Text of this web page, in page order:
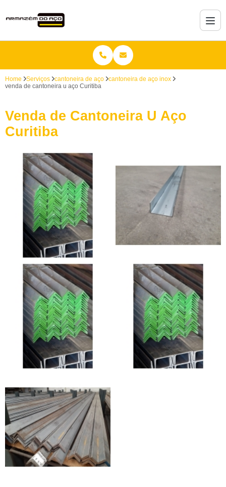
Home Serviços cantoneira de aço
cantoneira de aço inox
venda de cantoneira u aço Curitiba
Venda de Cantoneira U Aço
Curitiba